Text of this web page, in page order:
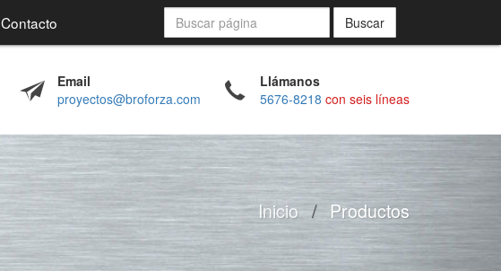
Contacto Buscar
Email
proyectos@broforza.com
Llámanos
5676-8218 con seis líneas
Inicio Productos